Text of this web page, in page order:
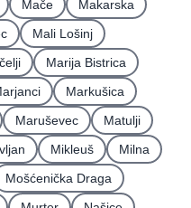
Mače
Makarska
Mali Lošinj
Marija Bistrica
Markušica
Maruševec
Matulji
Mikleuš
Milna
Mošćenička Draga